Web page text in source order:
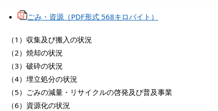
ごみ・資源（PDF形式 568キロバイト）
（1）収集及び搬入の状況
（2）焼却の状況
（3）破砕の状況
（4）埋立処分の状況
（5）ごみの減量・リサイクルの啓発及び普及事業
（6）資源化の状況